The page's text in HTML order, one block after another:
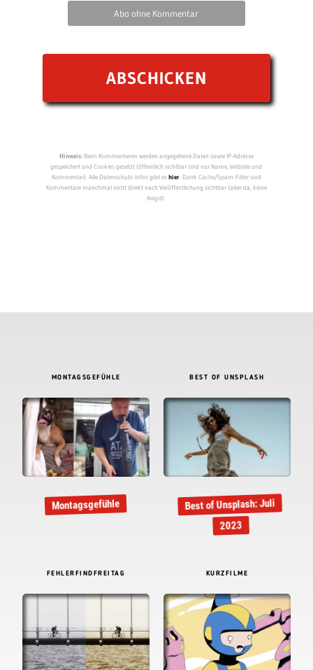
Abo ohne Kommentar
Hinweis:Beim Kommentieren werden angegebene Daten sowie IP-Adresse
gespeichert und Cookies gesetzt (öffentlich sichtbar sind nur Name, Website und
Kommentar). Alle Datenschutz-Infos gibt eshier. Dank Cache/Spam-Filter sind
Kommentare manchmal nicht direkt nach Veröffentlichung sichtbar (aber da, keine
Angst).
MONTAGSGEFÜHLE
Montagsgefühle
BEST OF UNSPLASH
Best of Unsplash: Juli
2023
FEHLERFINDFREITAG KURZFILME